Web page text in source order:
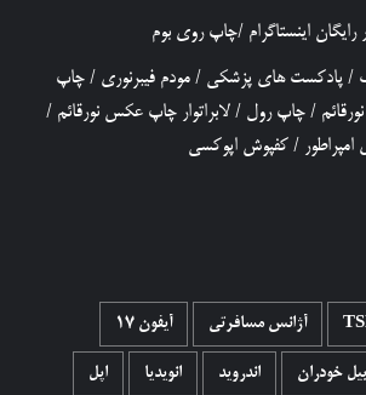
رایگان اینستاگرام /چاپ روی بوم
/ پادکست های پزشکی / مودم فیبرنوری / چاپ
/ چاپ رول / لابراتوار چاپ عکس نورقائم /
/ کفپوش اپوکسی
آژانس مسافرتی آیفون 17
خودران اندروید انویدیا اپل